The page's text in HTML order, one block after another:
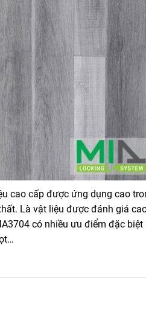
cao cấp được ứng dụng cao
Là vật liệu được đánh giá
có nhiều ưu điểm đặc